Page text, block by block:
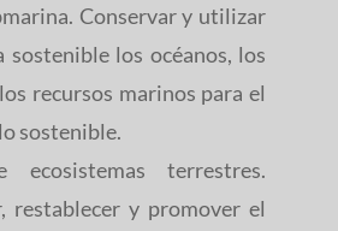
Conservar y utilizar
sostenible los océanos, los
recursos marinos para el
sostenible.
ecosistemas terrestres.
restablecer y promover el